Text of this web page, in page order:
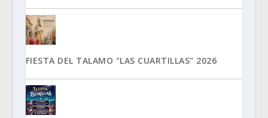
FIESTA DEL TALAMO "LAS CUARTILLAS" 2026